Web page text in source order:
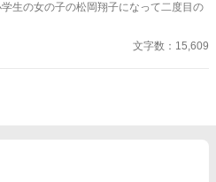
生の女の子の松岡翔子になって二度目の
文字数：15,609